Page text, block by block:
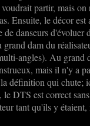
partir, mais
Ensuite, le décor
danseurs d'évoluer
grand dam du
angles). Au grand
mais il n'y a
définition qui chute;
le DTS est correct
tant qu'ils y